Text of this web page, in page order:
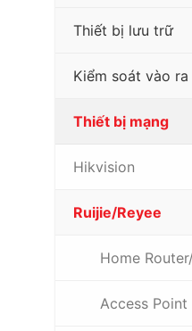
Thiết bị lưu trữ
Kiểm soát vào ra
Thiết bị mạng
Hikvision
Ruijie/Reyee
Home
Access Point